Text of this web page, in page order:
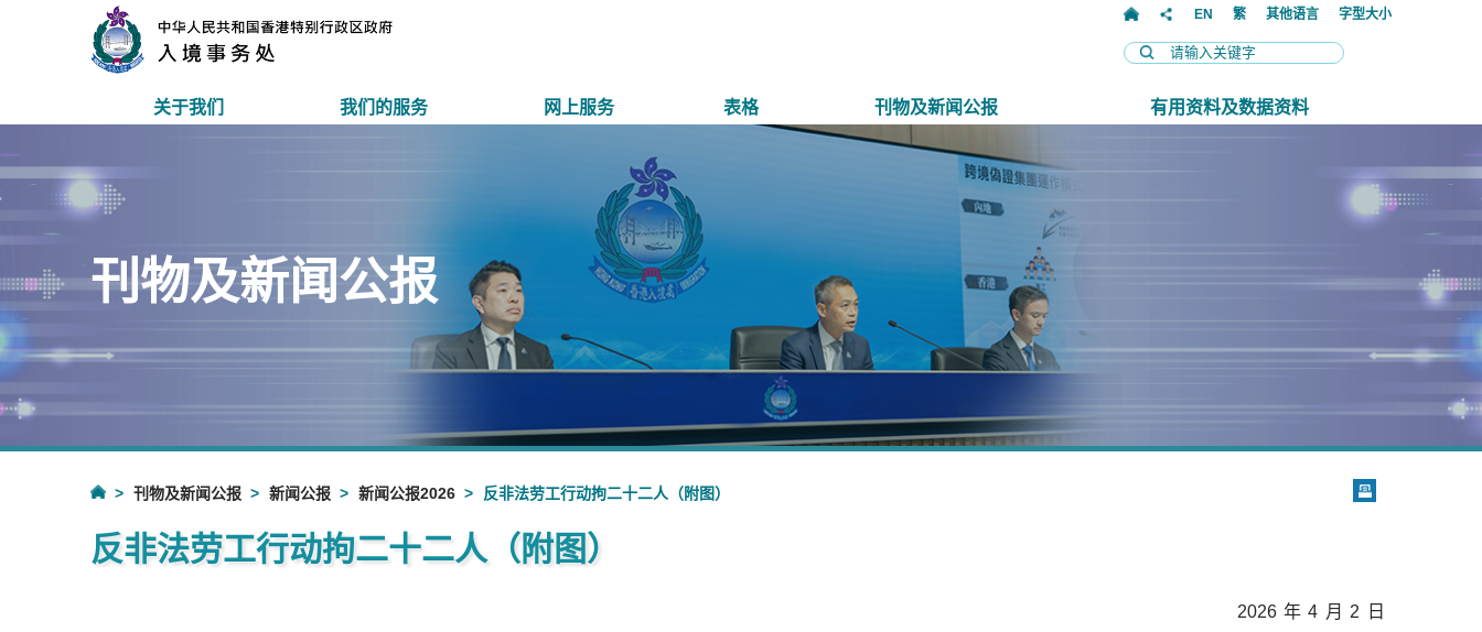
EN 繁 其他语言 字型大小
关于我们 我们的服务 网上服务 表格 刊物及新闻公报 有用资料及数据资料
刊物及新闻公报
刊物及新闻公报 新闻公报 新闻公报2026 反非法劳工行动拘二十二人（附图）
反非法劳工行动拘二十二人（附图）
2026年4月2日